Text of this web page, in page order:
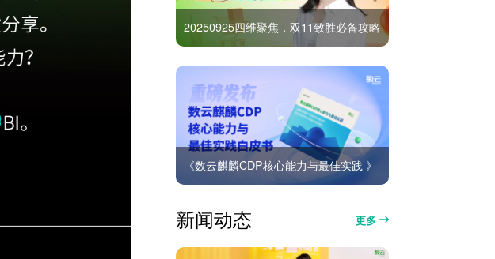
20250925四维聚焦，双11致胜必备攻略
《数云麒麟CDP核心能力与最佳实践 》
新闻动态 更多